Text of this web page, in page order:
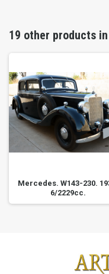
19 other products
Mercedes. W143-230.
6/2229cc.